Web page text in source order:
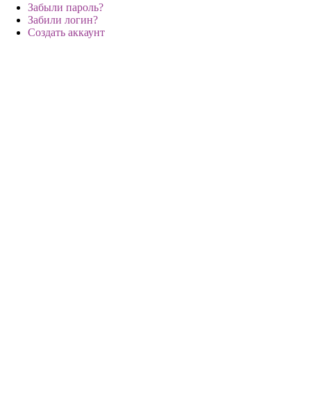
Забыли пароль?
Забили логин?
Создать аккаунт